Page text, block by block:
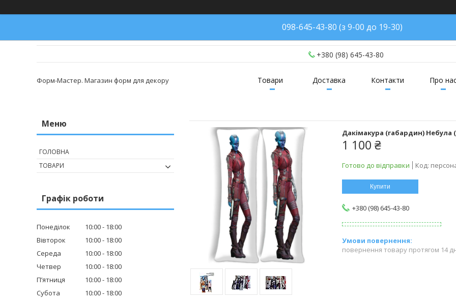
098-645-43-80 (з 9-00 до 19-30)
+380 (98) 645-43-80
Форм-Мастер. Магазин форм для декору Товари Доставка Контакти Про
Дакімакура (габардин) Небула
1 100 ₴
Готово до відправки Код:
Купити
+380 (98) 645-43-80
повернення товару протягом 14
ГОЛОВНА
ТОВАРИ
Графік роботи
Понеділок 10:00
18:00
Вівторок
10:00
18:00
Середа
10:00
18:00
Четвер
10:00
18:00
Пʼятниця
10:00
18:00
Субота
10:00
18:00